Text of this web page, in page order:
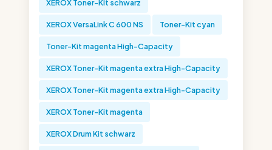
XEROX Toner-Kit schwarz
XEROX VersaLink C 600 NS Toner-Kit cyan
Toner-Kit magenta High-Capacity
XEROX Toner-Kit magenta extra High-Capacity
XEROX Toner-Kit magenta extra High-Capacity
XEROX Toner-Kit magenta
XEROX Drum Kit schwarz